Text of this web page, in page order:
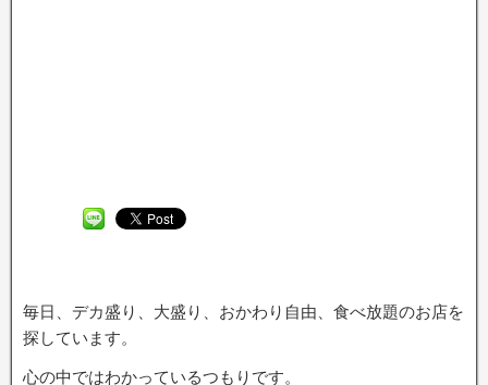
毎日、デカ盛り、大盛り、おかわり自由、食べ放題のお店を
探しています。
心の中ではわかっているつもりです。